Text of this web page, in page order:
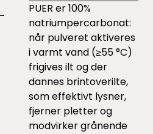
PUER er 100%
natriumpercarbonat:
når pulveret aktiveres
i varmt vand (≥55 °C)
frigives ilt og der
dannes brintoverilte,
som effektivt lysner,
fjerner pletter og
modvirker grånende